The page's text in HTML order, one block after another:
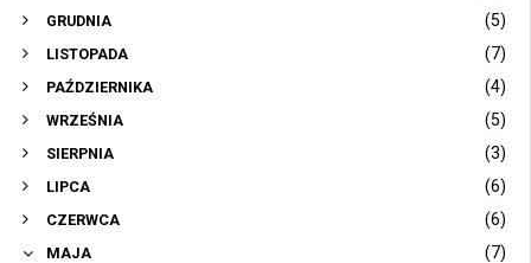
GRUDNIA (5)
LISTOPADA (7)
PAŹDZIERNIKA (4)
WRZEŚNIA (5)
SIERPNIA (3)
LIPCA (6)
CZERWCA (6)
MAJA
(7)